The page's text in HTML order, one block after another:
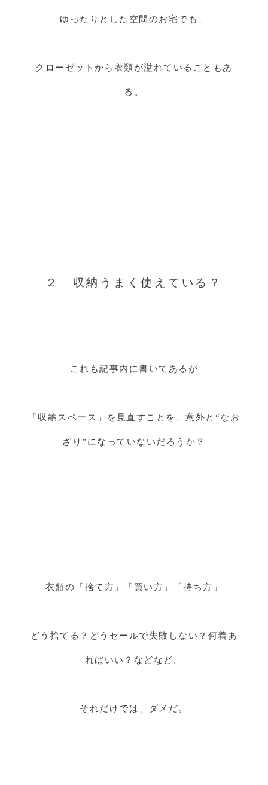
ゆったりとした空間のお宅でも、
クローゼットから衣類が溢れていることもあ
る。
２ 収納うまく使えている？
これも記事内に書いてあるが
「収納スペース」を見直すことを、意外と“なお
ざり”になっていないだろうか？
衣類の「捨て方」「買い方」「持ち方」
どう捨てる？どうセールで失敗しない？何着あ
ればいい？などなど。
それだけでは、ダメだ。